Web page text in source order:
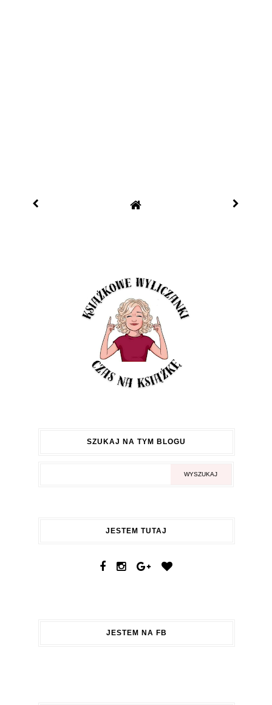
SZUKAJ NA TYM BLOGU
JESTEM TUTAJ
JESTEM NA FB